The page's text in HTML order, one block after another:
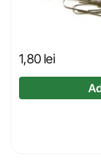
1,80 lei